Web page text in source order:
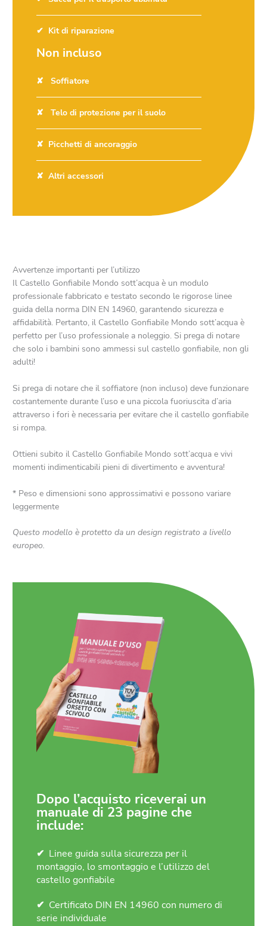
Kit di riparazione
Non incluso
Soffiatore
Telo di protezione per il suolo
Picchetti di ancoraggio
Altri accessori
Avvertenze importanti per l’utilizzo
Il Castello Gonfiabile Mondo sott’acqua è un modulo
professionale fabbricato e testato secondo le rigorose linee
guida della norma DIN EN 14960, garantendo sicurezza e
affidabilità. Pertanto, il Castello Gonfiabile Mondo sott’acqua è
perfetto per l’uso professionale a noleggio. Si prega di notare
che solo i bambini sono ammessi sul castello gonfiabile, non gli
adulti!
Si prega di notare che il soffiatore (non incluso) deve funzionare
costantemente durante l’uso e una piccola fuoriuscita d’aria
attraverso i fori è necessaria per evitare che il castello gonfiabile
si rompa.
Ottieni subito il Castello Gonfiabile Mondo sott’acqua e vivi
momenti indimenticabili pieni di divertimento e avventura!
* Peso e dimensioni sono approssimativi e possono variare
leggermente
Questo modello è protetto da un design registrato a livello
europeo.
Dopo l’acquisto riceverai un
manuale di 23 pagine che
include:
Linee guida sulla sicurezza per il
montaggio, lo smontaggio e l’utilizzo del
castello gonfiabile
Certificato DIN EN 14960 con numero di
serie individuale